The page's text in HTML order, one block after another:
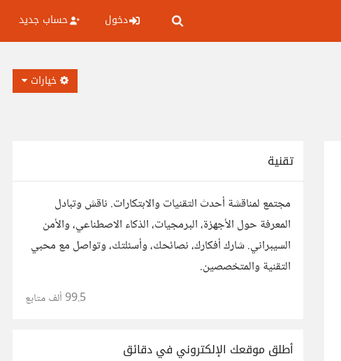
دخول حساب جديد
خيارات
تقنية
مجتمع لمناقشة أحدث التقنيات والابتكارات. ناقش وتبادل
المعرفة حول الأجهزة، البرمجيات، الذكاء الاصطناعي، والأمن
السيبراني. شارك أفكارك، نصائحك، وأسئلتك، وتواصل مع محبي
التقنية والمتخصصين.
99.5 ألف متابع
أطلق موقعك الإلكتروني في دقائق